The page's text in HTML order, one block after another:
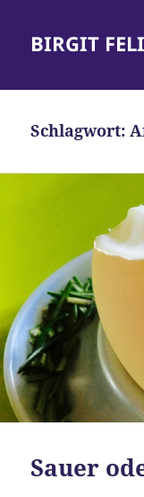
BIRGIT
Schlagwort:
Sauer